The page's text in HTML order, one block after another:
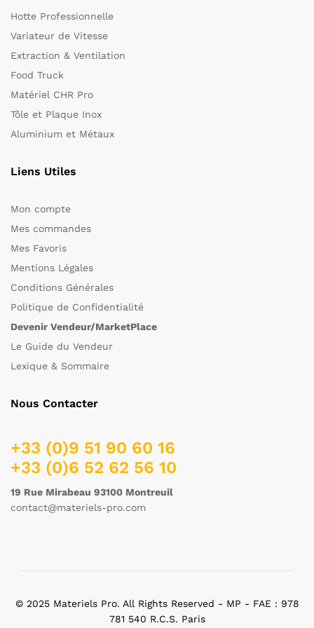
Hotte Professionnelle
Variateur de Vitesse
Extraction & Ventilation
Food Truck
Matériel CHR Pro
Tôle et Plaque Inox
Aluminium et Métaux
Liens Utiles
Mon compte
Mes commandes
Mes Favoris
Mentions Légales
Conditions Générales
Politique de Confidentialité
Devenir Vendeur/MarketPlace
Le Guide du Vendeur
Lexique & Sommaire
Nous Contacter
+33 (0)9 51 90 60 16
+33 (0)6 52 62 56 10
19 Rue Mirabeau 93100 Montreuil
contact@materiels-pro.com
© 2025 Materiels Pro. All Rights Reserved - MP - FAE : 978
781 540 R.C.S. Paris